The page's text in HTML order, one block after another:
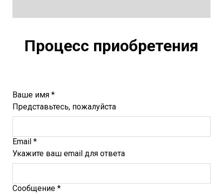
Процесс приобретения
Ваше имя *
Представьтесь, пожалуйста
Email *
Укажите ваш email для ответа
Сообщение *